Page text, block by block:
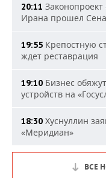
20:11
Ирана прошел
19:55 Крепостную
ждет реставрация
19:10 Бизнес
устройств на
18:30 Хуснуллин
«Меридиан»
ВСЕ